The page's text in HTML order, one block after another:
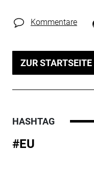
Kommentare
ZUR STARTSEITE
HASHTAG
#EU